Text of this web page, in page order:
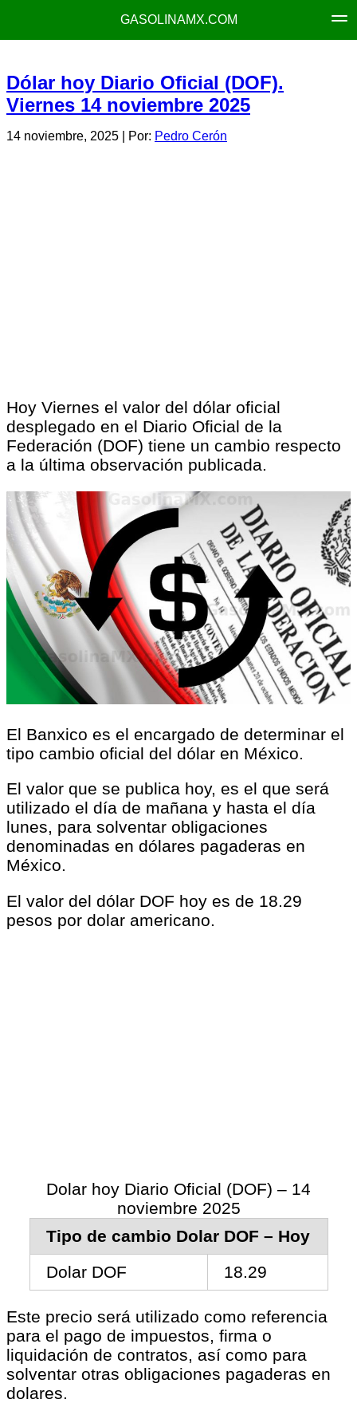
GASOLINAMX.COM
Dólar hoy Diario Oficial (DOF).
Viernes 14 noviembre 2025
14 noviembre, 2025 | Por: Pedro Cerón
Hoy Viernes el valor del dólar oficial
desplegado en el Diario Oficial de la
Federación (DOF) tiene un cambio respecto
a la última observación publicada.
El Banxico es el encargado de determinar el
tipo cambio oficial del dólar en México.
El valor que se publica hoy, es el que será
utilizado el día de mañana y hasta el día
lunes, para solventar obligaciones
denominadas en dólares pagaderas en
México.
El valor del dólar DOF hoy es de 18.29
pesos por dolar americano.
Dolar hoy Diario Oficial (DOF) – 14
noviembre 2025
Tipo de cambio Dolar DOF – Hoy
Dolar DOF
18.29
Este precio será utilizado como referencia
para el pago de impuestos, firma o
liquidación de contratos, así como para
solventar otras obligaciones pagaderas en
dolares.